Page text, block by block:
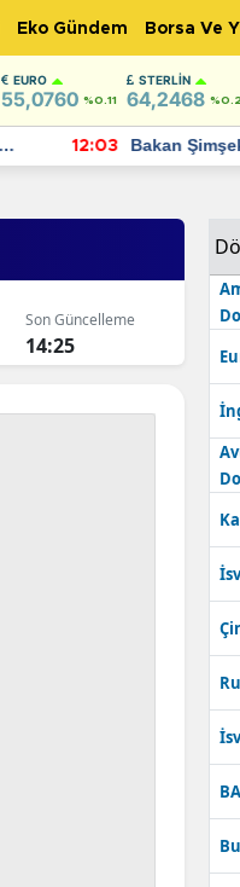
Eko Gündem Borsa Ve
EURO
55,0760 %0.11
STERLIN
64,2468
12:03
Bakan
için umut
Son Güncelleme
14:25